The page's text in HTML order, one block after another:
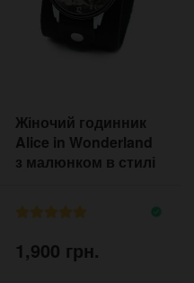
Жіночий годинник
Alice in Wonderland
з малюнком в стилі
1,900 грн.